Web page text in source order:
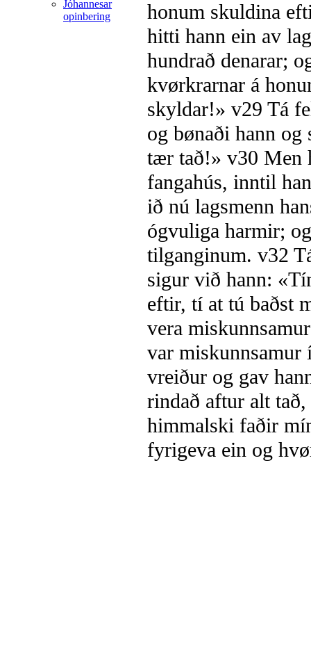
Jóhannesar
opinbering
honum skuldina
hitti hann ein av
hundrað denarar;
kvørkrarnar á
skyldar!» v29 Tá
og bønaði hann
tær tað!» v30 Men
fangahús, inntil
ið nú lagsmenn
ógvuliga harmir;
tilganginum. v32
sigur við hann:
eftir, tí at tú baðst
vera
var
vreiður og gav
rindað aftur alt
himmalski faðir
fyrigeva ein og